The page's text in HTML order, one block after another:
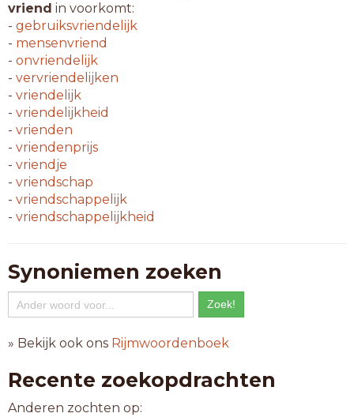
vriend in voorkomt:
- gebruiksvriendelijk
- mensenvriend
- onvriendelijk
- vervriendelijken
- vriendelijk
- vriendelijkheid
- vrienden
- vriendenprijs
- vriendje
- vriendschap
- vriendschappelijk
- vriendschappelijkheid
Synoniemen zoeken
» Bekijk ook ons Rijmwoordenboek
Recente zoekopdrachten
Anderen zochten op: